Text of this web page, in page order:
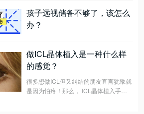
孩子远视储备不够了，该怎么
办？
做ICL晶体植入是一种什么样
的感觉？
很多想做ICL但又纠结的朋友直言犹豫就
是因为怕疼！那么， ICL晶体植入手术